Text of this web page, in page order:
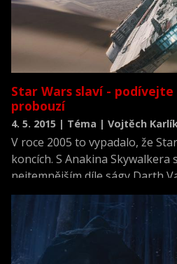
Star Wars slaví - podívejte
probouzí
4. 5. 2015 | Téma | Vojtěch
V roce 2005 to vypadalo, že
koncích. S Anakina Skywalkera
nejtemnějším díle ságy Darth
netajil s tím, že s Hvězdnými
trilogie skončila. O deset let
sedmý díl a další filmy z
poprvé objevilo na plátnech už